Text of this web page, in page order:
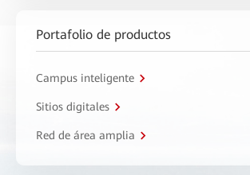
Portafolio de productos
Campus inteligente
Sitios digitales
Red de área amplia